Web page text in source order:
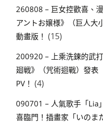
260808 – 巨女控歡喜、
アントお嬢様》（巨人大
動畫版！ (15)
200920 – 上乘洗鍊的武
廻戦》（咒術迴戰）發表
PV！ (4)
090701 – 人氣歌手「Lia
喜臨門！插畫家「いのま